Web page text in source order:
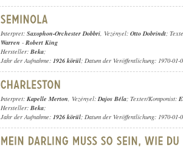
Interpret: Saxophon-Orchester Dobbri, Vezényel: Otto Dobrindt;
Warren - Robert King
Hersteller: Beka;
Jahr der Aufnahme: 1926 körül; Datum der Veröffentlichung: 1970-01-
Interpret: Kapelle Merton, Vezényel:Dajos Béla; Texter/Komponist:
Hersteller: Beka;
Jahr der Aufnahme: 1926 körül; Datum der Veröffentlichung: 1970-01-